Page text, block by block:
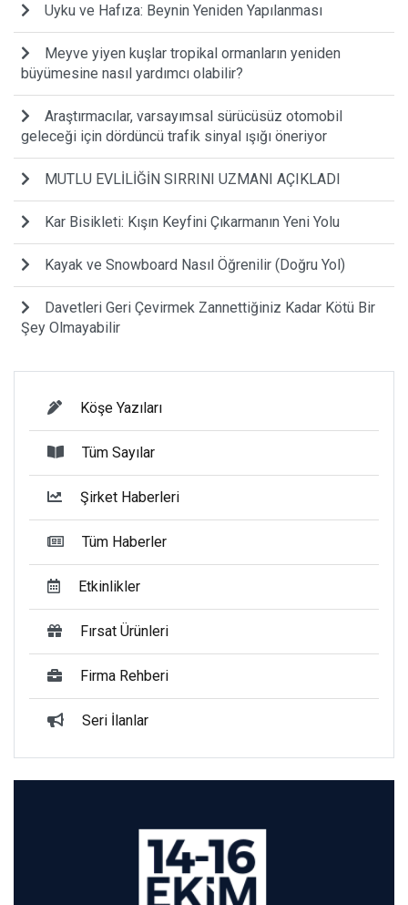
Uyku ve Hafıza: Beynin Yeniden Yapılanması
Meyve yiyen kuşlar tropikal ormanların yeniden
büyümesine nasıl yardımcı olabilir?
Araştırmacılar, varsayımsal sürücüsüz otomobil
geleceği için dördüncü trafik sinyal ışığı öneriyor
MUTLU EVLİLİĞİN SIRRINI UZMANI AÇIKLADI
Kar Bisikleti: Kışın Keyfini Çıkarmanın Yeni Yolu
Kayak ve Snowboard Nasıl Öğrenilir (Doğru Yol)
Davetleri Geri Çevirmek Zannettiğiniz Kadar Kötü Bir
Şey Olmayabilir
Köşe Yazıları
Tüm Sayılar
Şirket Haberleri
Tüm Haberler
Etkinlikler
Fırsat Ürünleri
Firma Rehberi
Seri İlanlar